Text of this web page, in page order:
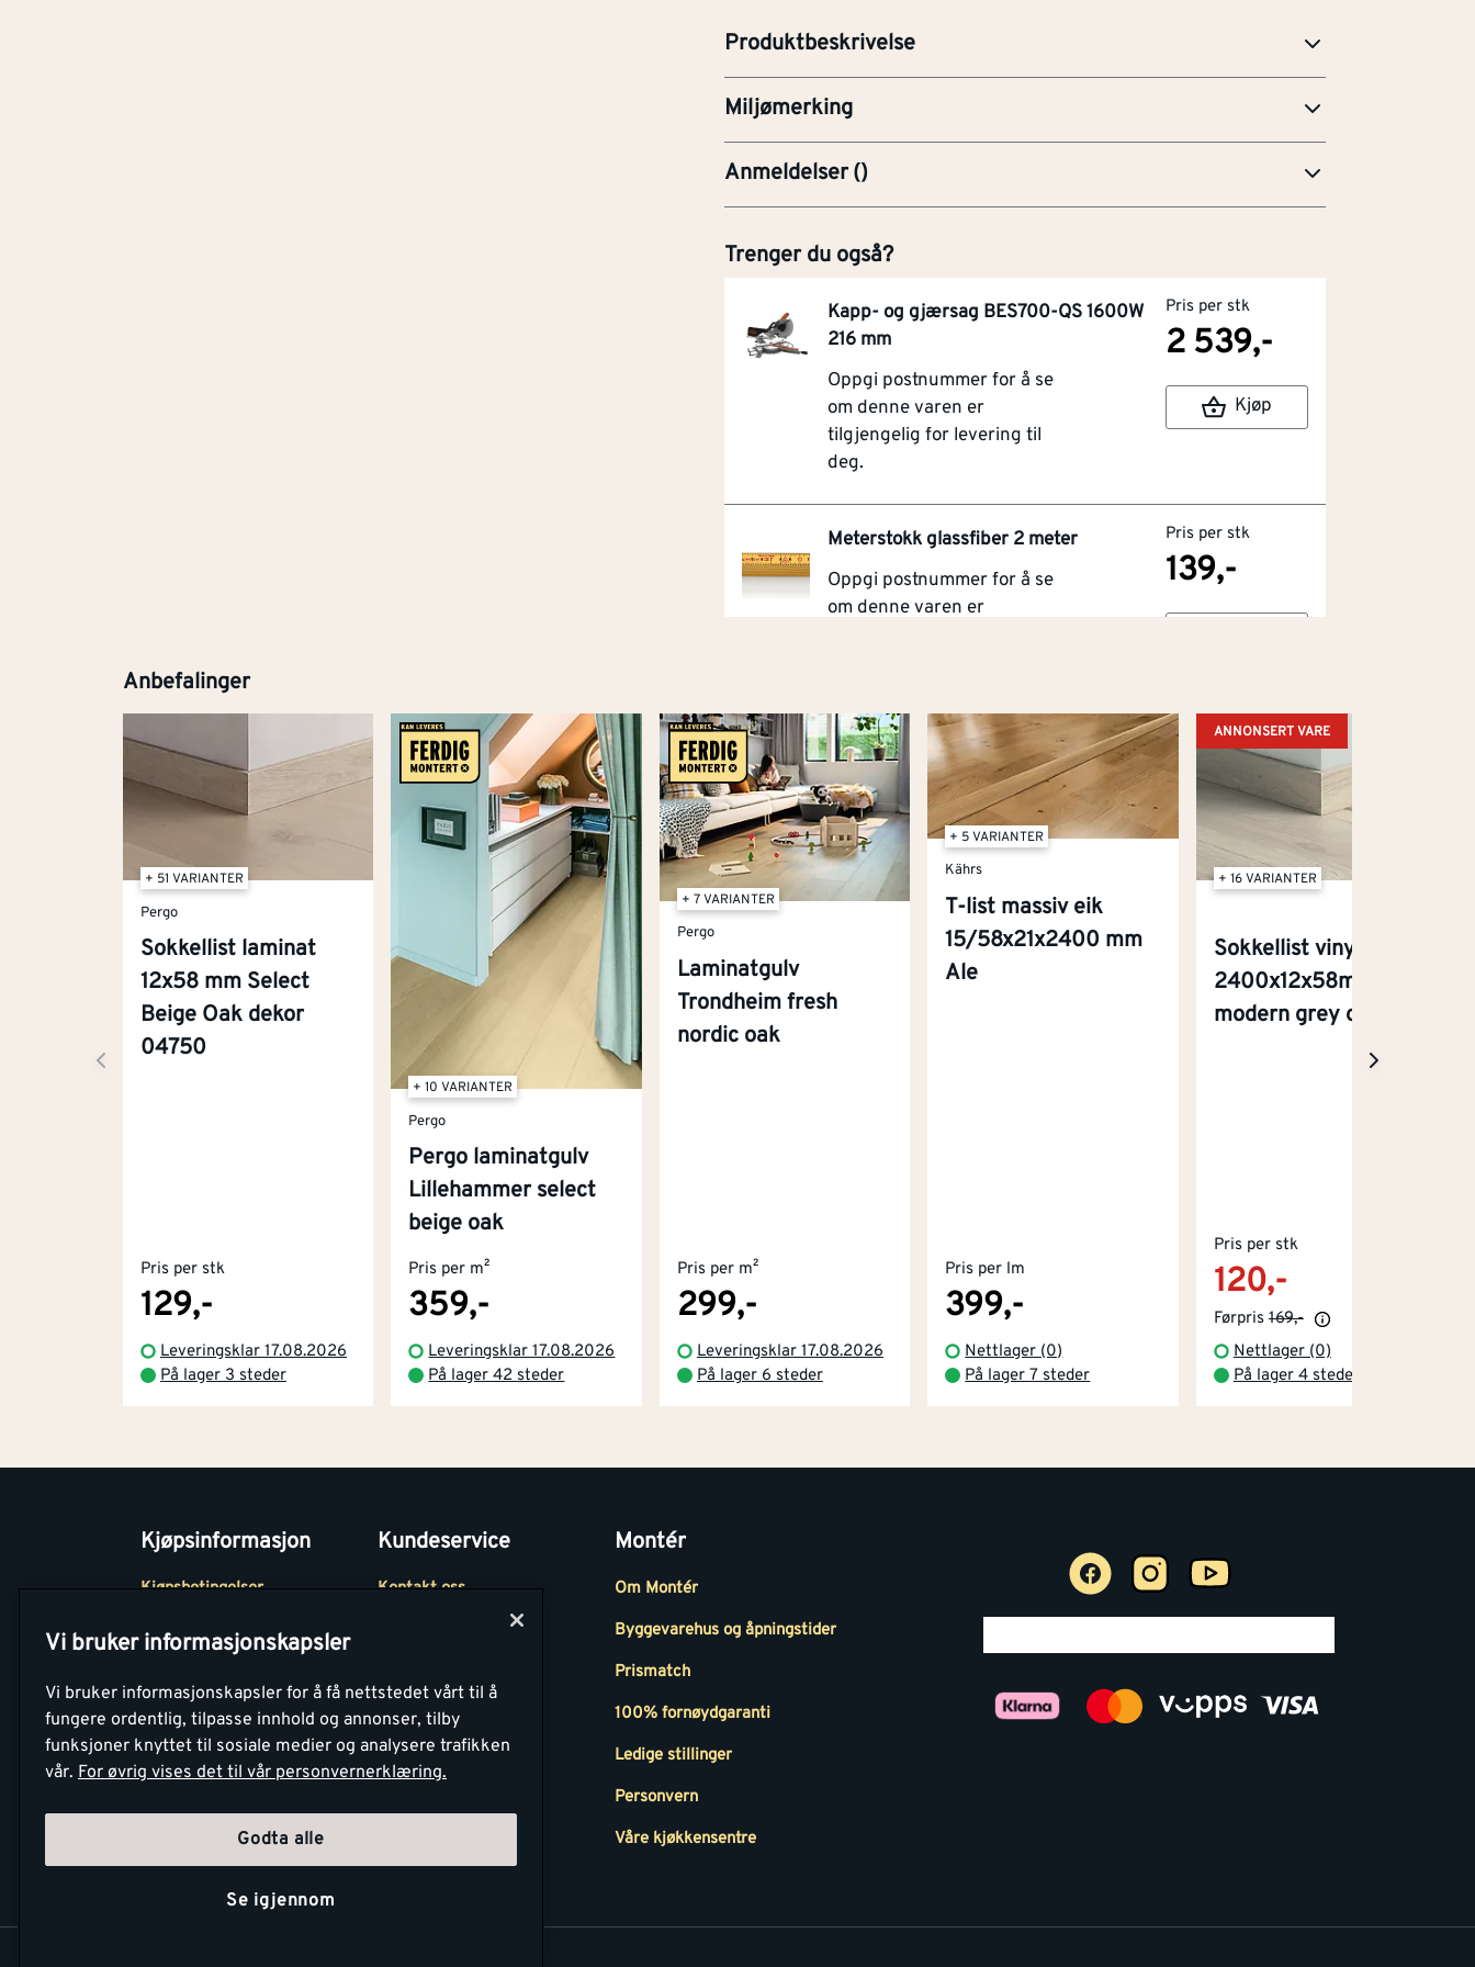
Produktbeskrivelse
Miljømerking
Anmeldelser()
Trenger du også?
Kapp- og gjærsag BES700-QS 1600W
216 mm
Oppgi postnummer for å se
om denne varen er
tilgjengelig for levering til
deg.
Pris per stk
2 539,-
Kjøp
Meterstokk glassfiber 2 meter
Oppgi postnummer for å se
om denne varen er
Pris per stk
139,-
Anbefalinger
+ 51 VARIANTER
Pergo
Sokkellist laminat
12x58 mm Select
Beige Oak dekor
04750
Pris per stk
129,-
Leveringsklar 17.08.2026
På lager 3 steder
+ 10 VARIANTER
Pergo
Pergo laminatgulv
Lillehammer select
beige oak
Pris per m²
359,-
Leveringsklar 17.08.2026
På lager 42 steder
+ 7 VARIANTER
Pergo
Laminatgulv
Trondheim fresh
nordic oak
Pris per m²
299,-
Leveringsklar 17.08.2026
På lager 6 steder
+ 5 VARIANTER
Kährs
T-list massiv eik
15/58x21x2400 mm
Ale
Pris per lm
399,-
Nettlager (0)
På lager 7 steder
ANNONSERT VARE
+ 16 VARIANTER
Sokkellist vinyl
2400x12x58mm
modern grey oak
Pris per stk
120,-
Førpris 169,-
Nettlager (0)
På lager 4 steder
Kjøpsinformasjon
Kjøpsbetingelser
Betaling
Retur- og
angrerettsskjema
Kundeservice
Kontakt oss
Medlemsavtaler
Montér Bedrift
Montér
Om Montér
Byggevarehus og åpningstider
Prismatch
100% fornøydgaranti
Ledige stillinger
Personvern
Våre kjøkkensentre
Vi bruker informasjonskapsler
Vi bruker informasjonskapsler for å få nettstedet vårt til å
fungere ordentlig, tilpasse innhold og annonser, tilby
funksjoner knyttet til sosiale medier og analysere trafikken
vår. For øvrig vises det til vår personvernerklæring.
Godta alle
Se igjennom